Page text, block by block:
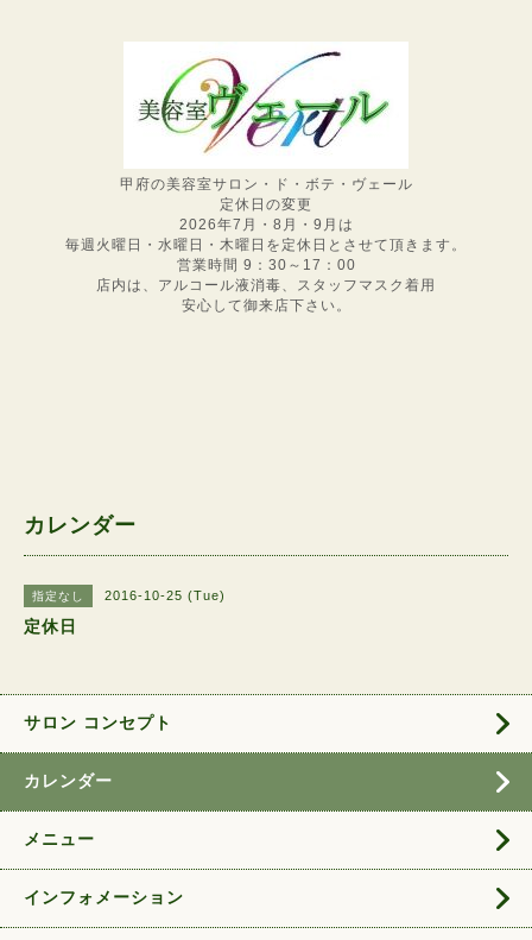
甲府の美容室サロン・ド・ボテ・ヴェール
定休日の変更
2026年7月・8月・9月は
毎週火曜日・水曜日・木曜日を定休日とさせて頂きます。
営業時間 9：30～17：00
店内は、アルコール液消毒、スタッフマスク着用
安心して御来店下さい。
カレンダー
指定なし 2016-10-25 (Tue)
定休日
サロン コンセプト
カレンダー
メニュー
インフォメーション